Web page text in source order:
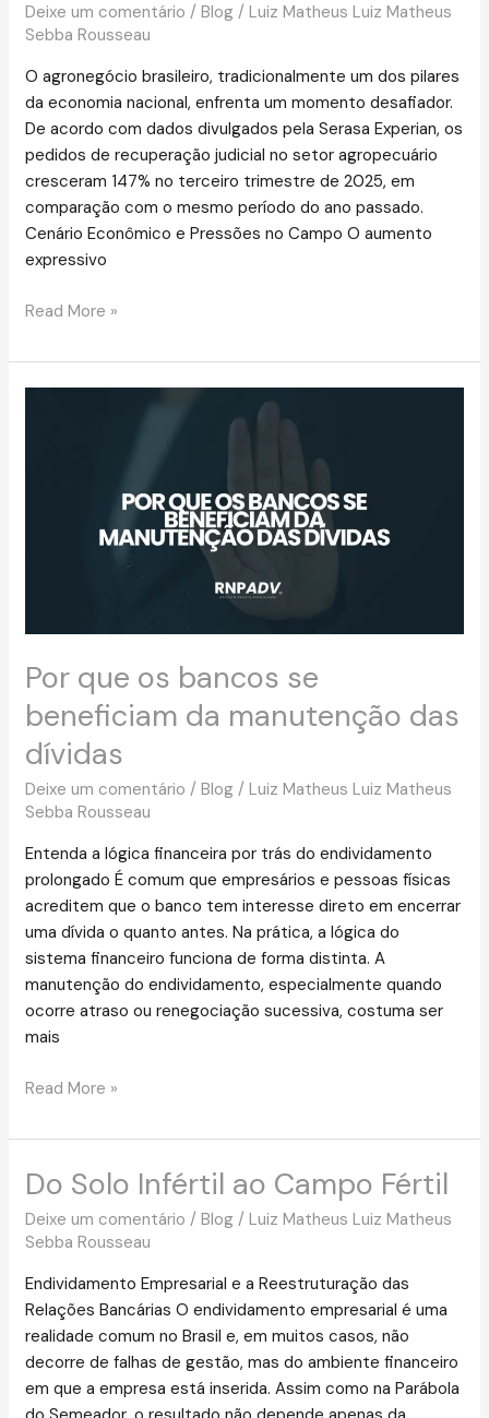
Deixe um comentário /Blog /Luiz Matheus Luiz Matheus
Sebba Rousseau
O agronegócio brasileiro, tradicionalmente um dos pilares
da economia nacional, enfrenta um momento desafiador.
De acordo com dados divulgados pela Serasa Experian, os
pedidos de recuperação judicial no setor agropecuário
cresceram 147% no terceiro trimestre de 2025, em
comparação com o mesmo período do ano passado.
Cenário Econômico e Pressões no Campo O aumento
expressivo
Read More »
Por que os bancos se
beneficiam da manutenção das
dívidas
Deixe um comentário /Blog /Luiz Matheus Luiz Matheus
Sebba Rousseau
Entenda a lógica financeira por trás do endividamento
prolongado É comum que empresários e pessoas físicas
acreditem que o banco tem interesse direto em encerrar
uma dívida o quanto antes. Na prática, a lógica do
sistema financeiro funciona de forma distinta. A
manutenção do endividamento, especialmente quando
ocorre atraso ou renegociação sucessiva, costuma ser
mais
beneficiam
dívidas
Read More »
Do Solo Infértil ao Campo Fértil
Deixe um comentário /Blog /Luiz Matheus Luiz Matheus
Sebba Rousseau
Endividamento Empresarial e a Reestruturação das
Relações Bancárias O endividamento empresarial é uma
realidade comum no Brasil e, em muitos casos, não
decorre de falhas de gestão, mas do ambiente financeiro
em que a empresa está inserida. Assim como na Parábola
Do
Infértil
ao
Campo
Fértil